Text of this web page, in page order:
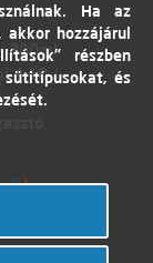
300ml
4,10 /
Ha az
akkor hozzájárul
részben
és